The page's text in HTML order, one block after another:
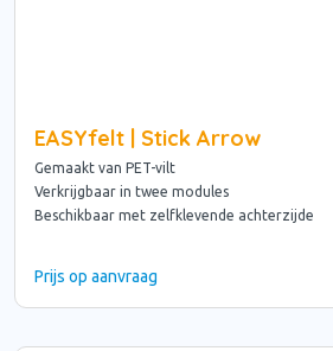
EASYfelt | Stick Arrow
Gemaakt van PET-vilt
Verkrijgbaar in twee modules
Beschikbaar met zelfklevende achterzijde
Prijs op aanvraag